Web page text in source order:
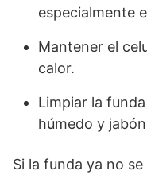
especialmente
Mantener el
calor.
Limpiar la
húmedo y
Si la funda ya no